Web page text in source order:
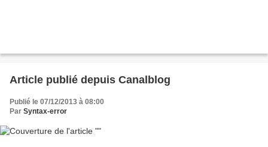
Article publié depuis Canalblog
Publié le 07/12/2013 à 08:00
Par Syntax-error